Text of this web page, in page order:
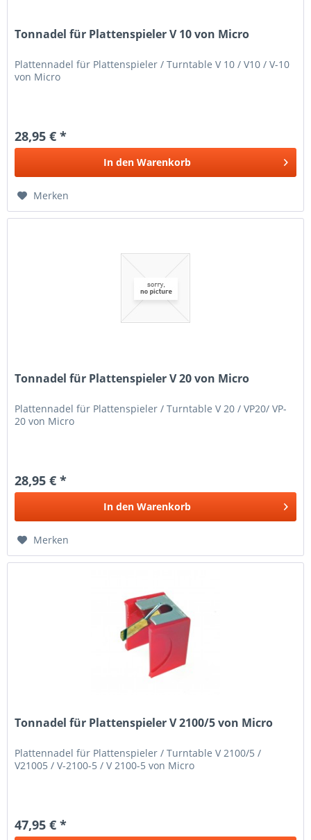
Tonnadel für Plattenspieler V 10 von Micro
Plattennadel für Plattenspieler / Turntable V 10 / V10 / V-10
von Micro
28,95 € *
In den Warenkorb
Merken
Tonnadel für Plattenspieler V 20 von Micro
Plattennadel für Plattenspieler / Turntable V 20 / VP20/ VP-
20 von Micro
28,95 € *
In den Warenkorb
Merken
Tonnadel für Plattenspieler V 2100/5 von Micro
Plattennadel für Plattenspieler / Turntable V 2100/5 /
V21005 / V-2100-5 / V 2100-5 von Micro
47,95 € *